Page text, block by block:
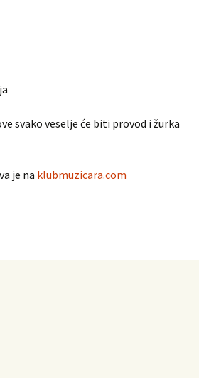
svako veselje će biti provod i žurka
je na klubmuzicara.com